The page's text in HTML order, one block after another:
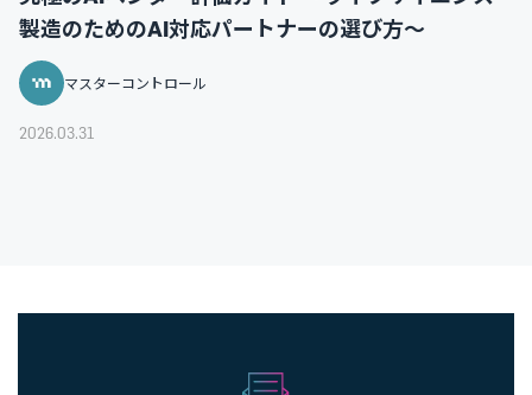
製造のためのAI対応パートナーの選び方～
マスターコントロール
2026.03.31